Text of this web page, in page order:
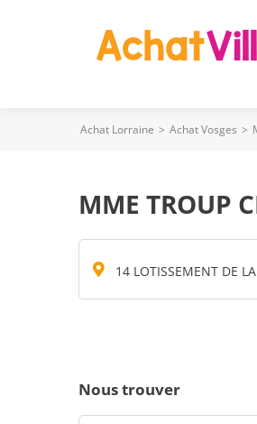
Achat Lorraine > Achat Vosges >
MME TROUP
14 LOTISSEMENT DE
Nous trouver